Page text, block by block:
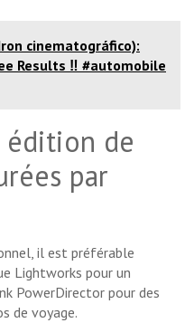
cinematográfico):
Results ‼️ #automobile
de
par
il est préférable
Lightworks pour un
PowerDirector pour des
de voyage.